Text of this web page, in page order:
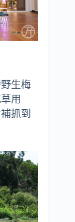
生梅
用
抓到